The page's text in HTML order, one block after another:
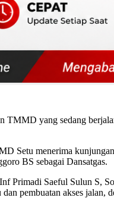
TMMD yang sedang
Setu menerima
BS sebagai Dansatgas.
Primadi Saeful Sulun S,
pembuatan akses jalan,